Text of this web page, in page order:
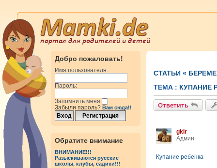
Добро пожаловать!
Имя пользователя:
Пароль:
Запомнить меня
Забыли пароль? Вам сюда!!
Обратите внимание
ВНИМАНИЕ!!!
Разыскиваются русские
школы, клубы, садики!!!
СТАТЬИ «
ТЕМА : КУПАНИЕ
Ответить
gkir
Админ
Купание ребенка